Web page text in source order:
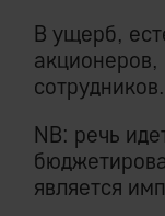
В ущерб,
сотрудников.
NB: речь
является